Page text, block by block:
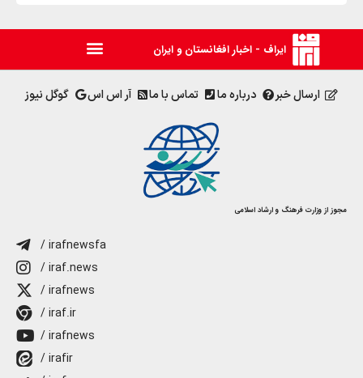
ایراف - اخبار افغانستان و ایران
ارسال خبر درباره ما تماس با ما آر اس اس گوگل نیوز
مجوز از وزارت فرهنگ و ارشاد اسلامی
/ irafnewsfa
/ iraf.news
/ irafnews
/ iraf.ir
/ irafnews
/ irafir